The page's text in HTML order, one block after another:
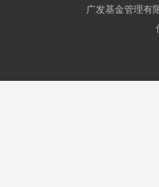
广发基金管理有